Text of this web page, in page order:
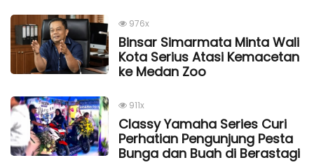
976x
Binsar Simarmata Minta Wali
Kota Serius Atasi Kemacetan
ke Medan Zoo
911x
Classy Yamaha Series Curi
Perhatian Pengunjung Pesta
Bunga dan Buah di Berastagi